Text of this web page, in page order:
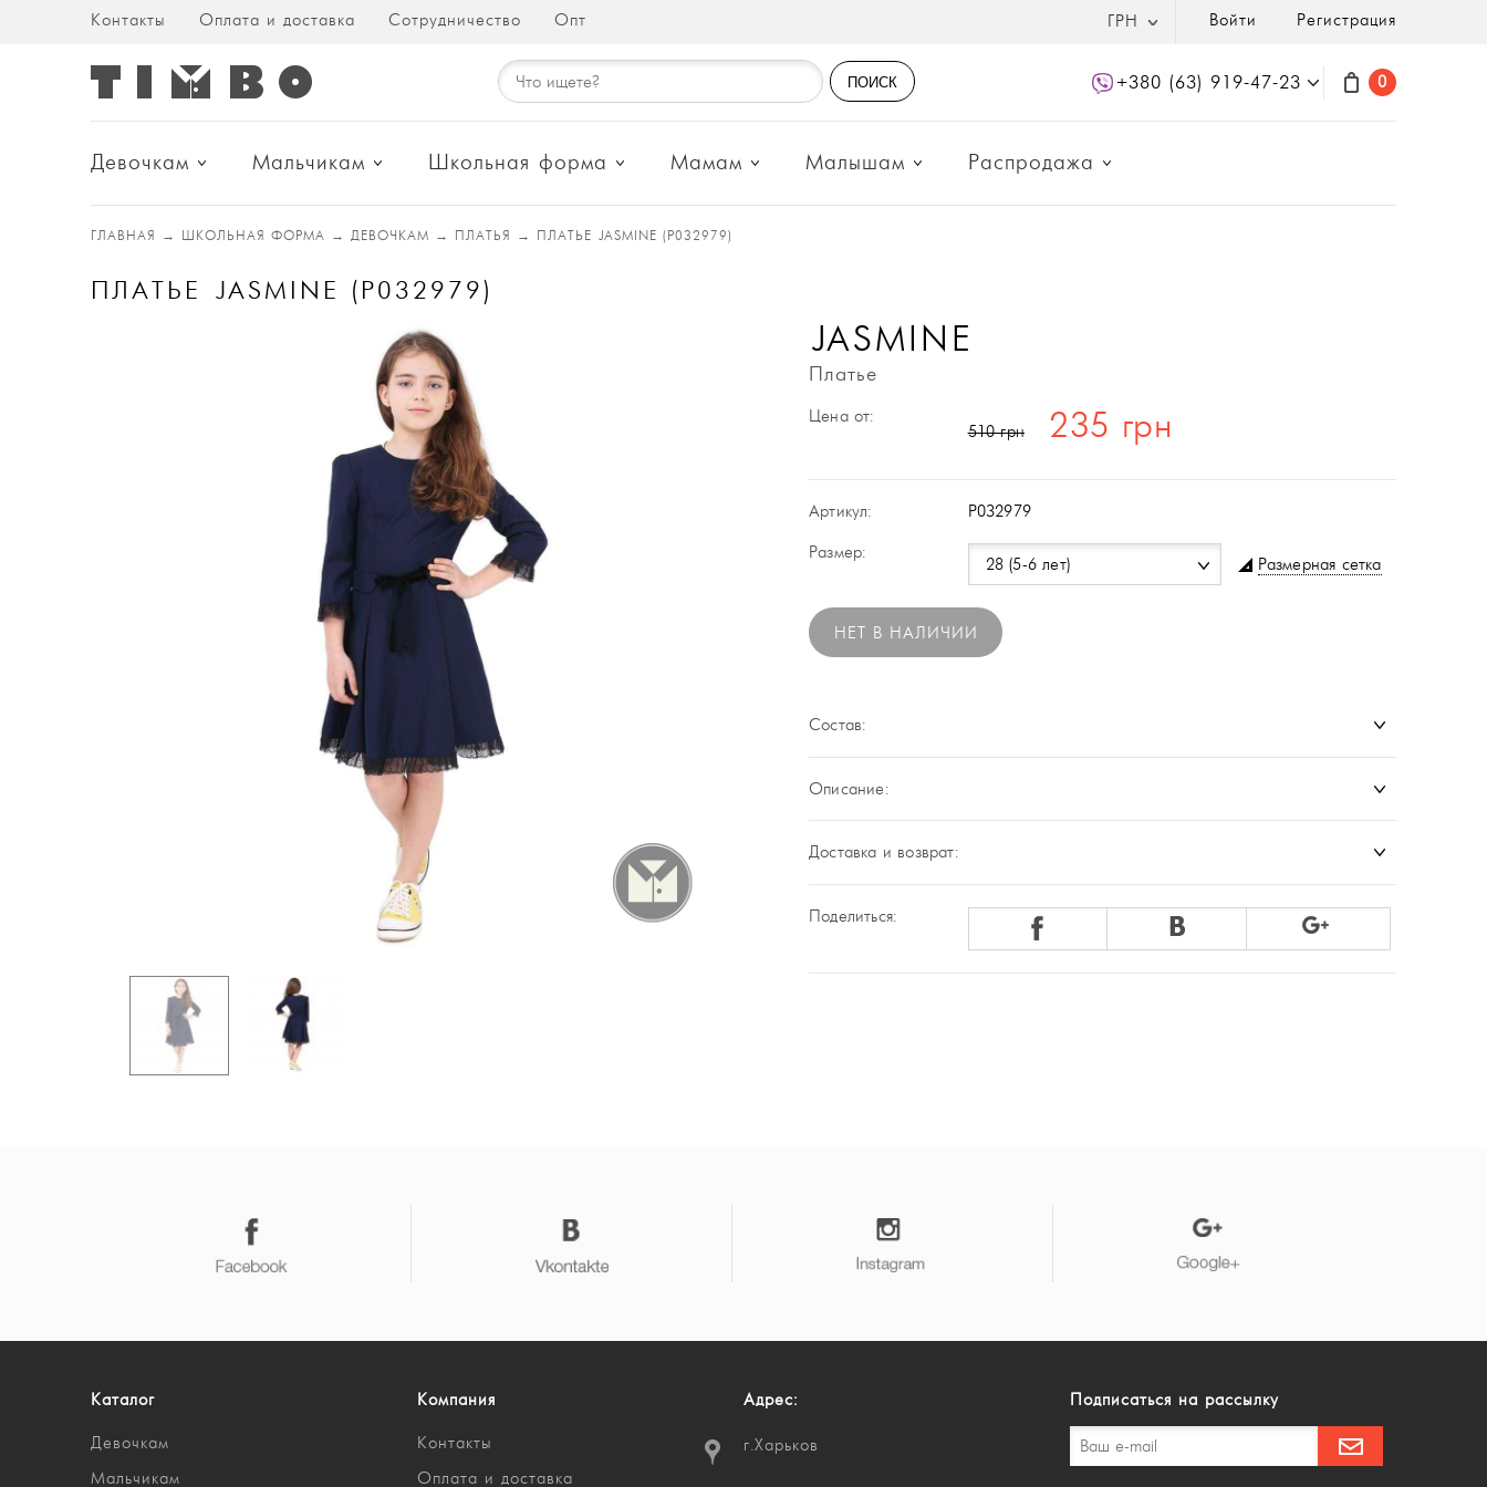
Контакты Оплата и доставка Сотрудничество Опт ГРН Войти Регистрация
+380 (63) 919-47-23 0
ПОИСК
Девочкам Мальчикам Школьная форма Мамам Малышам Распродажа
ГЛАВНАЯ → ШКОЛЬНАЯ ФОРМА → ДЕВОЧКАМ → ПЛАТЬЯ → ПЛАТЬЕ JASMINE (P032979)
ПЛАТЬЕ JASMINE (P032979)
JASMINE
Платье
Цена от:
510 грн
235 грн
Артикул: P032979
Размер:
28 (5-6 лет) Размерная сетка
НЕТ В НАЛИЧИИ
Состав:
Описание:
Доставка и возврат:
Поделиться:
Каталог
Девочкам
Мальчикам
Компания
Контакты
Оплата и доставка
Адрес:
г.Харьков
Подписаться на рассылку